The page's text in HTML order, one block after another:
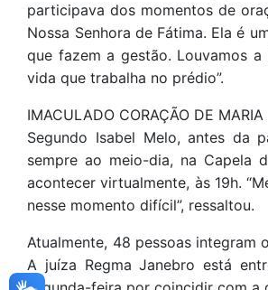
participava dos momentos de
Nossa Senhora de Fátima. Ela é
que fazem a gestão. Louvamos
vida que trabalha no prédio”.
IMACULADO CORAÇÃO DE MARIA
Segundo Isabel Melo, antes da
sempre ao meio-dia, na Capela
acontecer virtualmente, às 19h.
nesse momento difícil”, ressaltou.
Atualmente, 48 pessoas integram
A juíza Regma Janebro está